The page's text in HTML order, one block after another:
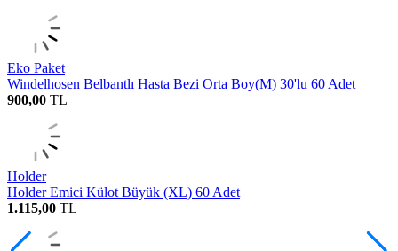
Eko Paket
Windelhosen Belbantlı Hasta Bezi Orta Boy(M) 30'lu 60 Adet
900,00 TL
Holder
Holder Emici Külot Büyük (XL) 60 Adet
1.115,00 TL